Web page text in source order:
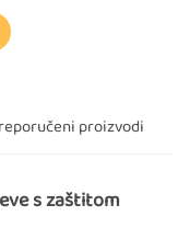
proizvodi
s zaštitom